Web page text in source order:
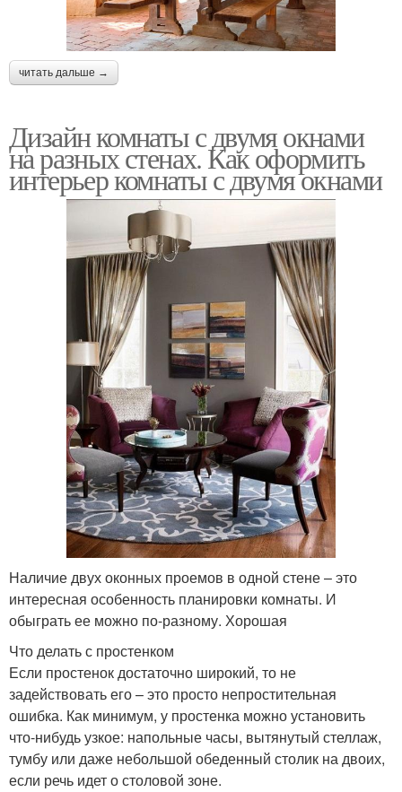
читать дальше →
Дизайн комнаты с двумя окнами
на разных стенах. Как оформить
интерьер комнаты с двумя окнами
Наличие двух оконных проемов в одной стене – это
интересная особенность планировки комнаты. И
обыграть ее можно по-разному. Хорошая
Что делать с простенком
Если простенок достаточно широкий, то не
задействовать его – это просто непростительная
ошибка. Как минимум, у простенка можно установить
что-нибудь узкое: напольные часы, вытянутый стеллаж,
тумбу или даже небольшой обеденный столик на двоих,
если речь идет о столовой зоне.